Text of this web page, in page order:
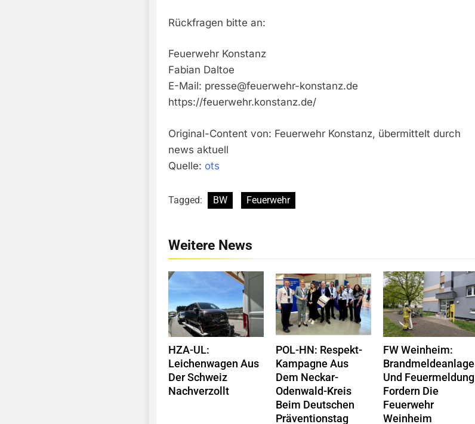
Rückfragen bitte an:
Feuerwehr Konstanz
Fabian Daltoe
E-Mail: presse@feuerwehr-konstanz.de
https://feuerwehr.konstanz.de/
Original-Content von: Feuerwehr Konstanz, übermittelt durch
news aktuell
Quelle: ots
Tagged: BW Feuerwehr
Weitere News
HZA-UL:
Leichenwagen Aus
Der Schweiz
Nachverzollt
POL-HN: Respekt-
Kampagne Aus
Dem Neckar-
Odenwald-Kreis
Beim Deutschen
Präventionstag
FW Weinheim:
Brandmeldeanlage
Und Feuermeldung
Fordern Die
Feuerwehr
Weinheim